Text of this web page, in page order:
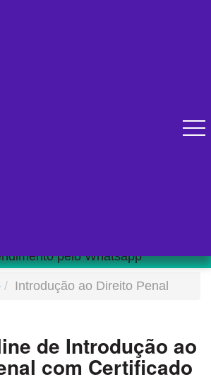
pelo Whatsapp
Introdução ao Direito Penal
de Introdução ao
com Certificado